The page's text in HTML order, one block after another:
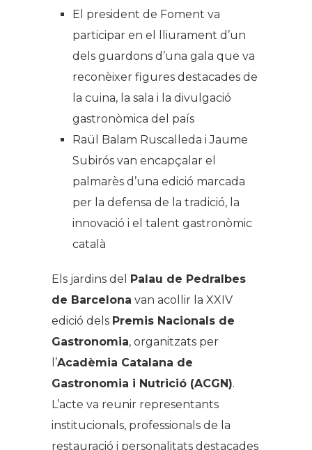
El president de Foment va
participar en el lliurament d’un
dels guardons d’una gala que va
reconèixer figures destacades de
la cuina, la sala i la divulgació
gastronòmica del país
Raül Balam Ruscalleda i Jaume
Subirós van encapçalar el
palmarès d’una edició marcada
per la defensa de la tradició, la
innovació i el talent gastronòmic
català
Els jardins del Palau de Pedralbes
de Barcelona van acollir la XXIV
edició dels Premis Nacionals de
Gastronomia, organitzats per
l’Acadèmia Catalana de
Gastronomia i Nutrició (ACGN).
L’acte va reunir representants
institucionals, professionals de la
restauració i personalitats destacades